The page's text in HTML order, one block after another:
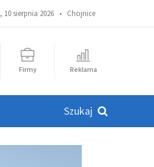
10 sierpnia 2026 • Chojnice
Firmy Reklama